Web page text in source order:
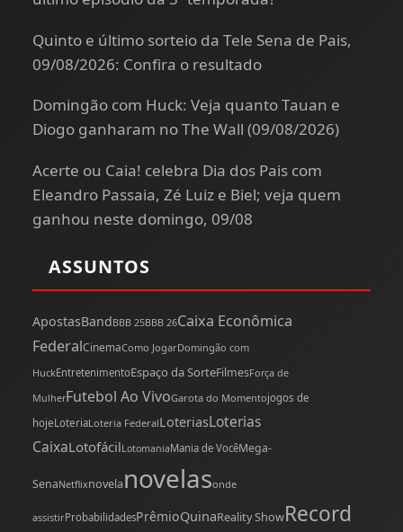
Quinto e último sorteio da Tele Sena de Pais,
09/08/2026: Confira o resultado
Domingão com Huck: Veja quanto Tauan e
Diogo ganharam no The Wall (09/08/2026)
Acerte ou Caia! celebra Dia dos Pais com
Eleandro Passaia, Zé Luiz e Biel; veja quem
ganhou neste domingo, 09/08
ASSUNTOS
ApostasBandBBB 25BBB 26Caixa Econômica
FederalCinemaComo JogarDomingão com
HuckEntretenimentoEspaço da SorteFilmesForça de
MulherFutebol Ao VivoGarota do Momentojogos de
hojeLoteriaLoteria FederalLoteriasLoterias
CaixaLotofácilLotomaniaMania de VocêMega-
SenaNetflixnovelanovelasonde
assistirProbabilidadesPrêmioQuinaReality ShowRecord